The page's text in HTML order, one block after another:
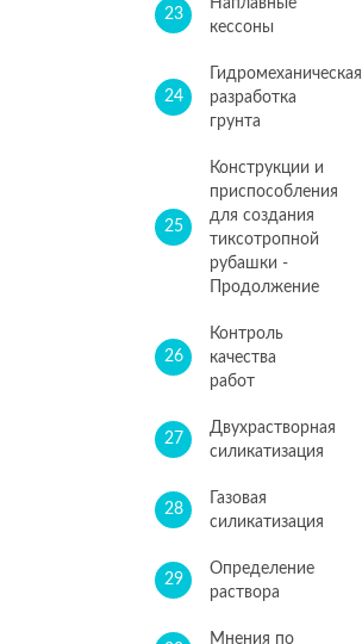
23
Наплавные
кессоны
24
Гидромеханическая
разработка
грунта
25
Конструкции и
приспособления
для создания
тиксотропной
рубашки -
Продолжение
26
Контроль
качества
работ
27
Двухрастворная
силикатизация
28
Газовая
силикатизация
29
Определение
раствора
Мнения по